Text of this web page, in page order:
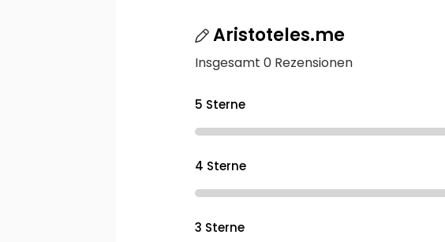
Aristoteles.me
Insgesamt 0 Rezensionen
5 Sterne
4 Sterne
3 Sterne